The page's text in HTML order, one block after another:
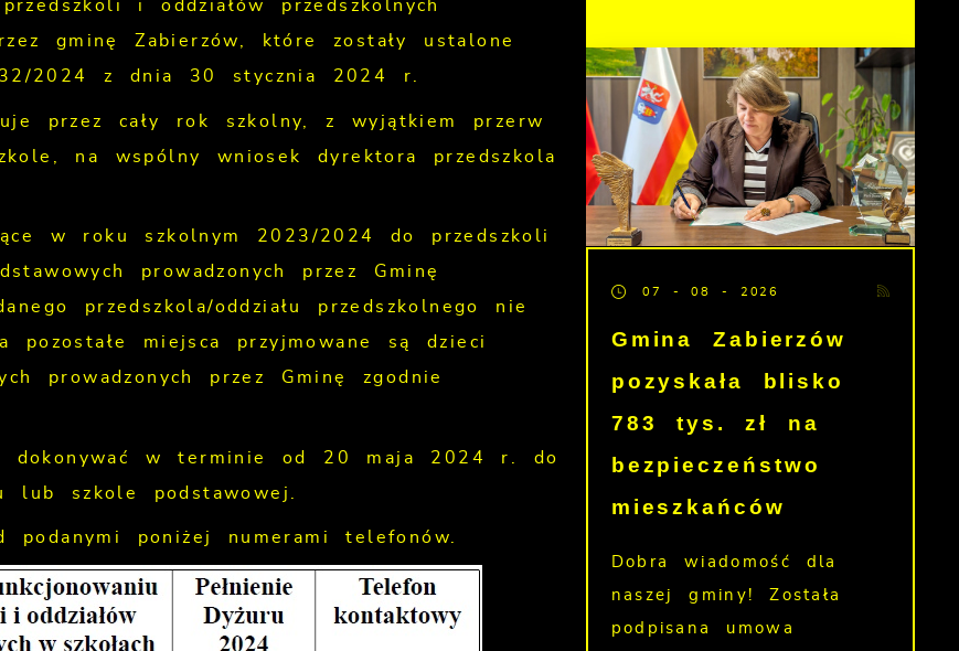
i oddziałów przedszkolnych
gminę Zabierzów, które zostały ustalone
32/2024 z dnia 30 stycznia 2024 r.
przez cały rok szkolny, z wyjątkiem przerw
na wspólny wniosek dyrektora przedszkola
w roku szkolnym 2023/2024 do przedszkoli
prowadzonych przez Gminę
przedszkola/oddziału przedszkolnego nie
pozostałe miejsca przyjmowane są dzieci
prowadzonych przez Gminę zgodnie
dokonywać w terminie od 20 maja 2024 r. do
szkole podstawowej.
podanymi poniżej numerami telefonów.
07 - 08 - 2026
Gmina Zabierzów
pozyskała blisko
783 tys. zł na
bezpieczeństwo
mieszkańców
Dobra wiadomość dla
naszej gminy! Została
podpisana umowa